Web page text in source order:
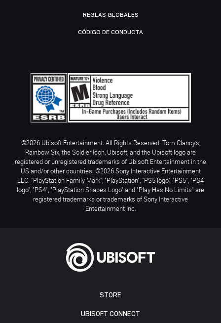
STORE
UBISOFT CONNECT
REGLAS GLOBALES
CÓDIGO DE CONDUCTA
©2026 Ubisoft Entertainment. All Rights Reserved. Tom Clancy’s,
Rainbow Six, the Soldier Icon, Ubisoft, and the Ubisoft logo are
registered or unregistered trademarks of Ubisoft Entertainment in the
US and/or other countries. ©2026 Sony Interactive Entertainment
LLC. "PlayStation Family Mark", "PlayStation", "PS5 logo", "PS5", "PS4
logo", "PS4", "PlayStation Shapes Logo" and "Play Has No Limits" are
registered trademarks or trademarks of Sony Interactive
Entertainment Inc.